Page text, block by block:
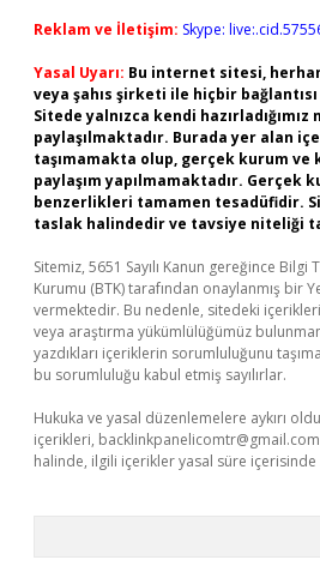
Reklam ve İletişim: Skype:
Yasal Uyarı: Bu internet sitesi,
veya şahıs şirketi ile hiçbir
Sitede yalnızca kendi
paylaşılmaktadır. Burada yer alan
taşımamakta olup, gerçek kurum ve
paylaşım yapılmamaktadır. Gerçek
benzerlikleri tamamen tesadüfidir.
taslak halindedir ve tavsiye niteliği
Sitemiz, 5651 Sayılı Kanun gereğince
Kurumu (BTK) tarafından onaylanmış bir
vermektedir. Bu nedenle, sitedeki
veya araştırma yükümlülüğümüz
yazdıkları içeriklerin sorumluluğunu
bu sorumluluğu kabul etmiş sayılırlar.
Hukuka ve yasal düzenlemelere aykırı
içerikleri, backlinkpanelicomtr@gmail.com
halinde, ilgili içerikler yasal süre içerisinde